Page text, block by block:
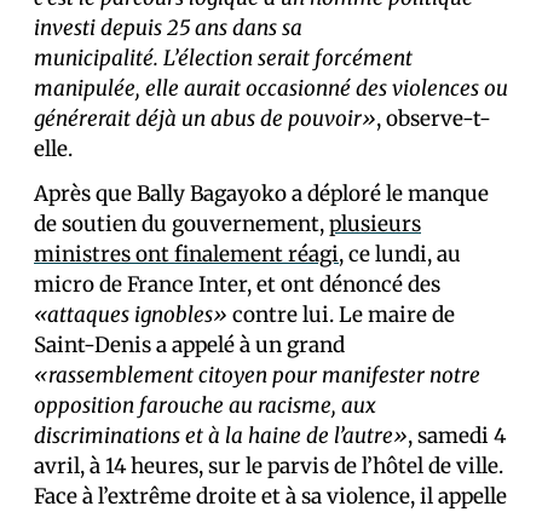
investi depuis 25 ans dans sa
municipalité. L’élection serait forcément
manipulée, elle aurait occasionné des violences ou
générerait déjà un abus de pouvoir», observe-t-
elle.
Après que Bally Bagayoko a déploré le manque
de soutien du gouvernement,plusieurs
ministres ont finalement réagi, ce lundi, au
micro de France Inter, et ont dénoncé des
«attaques ignobles» contre lui. Le maire de
Saint-Denis a appelé à un grand
«rassemblement citoyen pour manifester notre
opposition farouche au racisme, aux
discriminations et à la haine de l’autre», samedi 4
avril, à 14 heures, sur le parvis de l’hôtel de ville.
Face à l’extrême droite et à sa violence, il appelle